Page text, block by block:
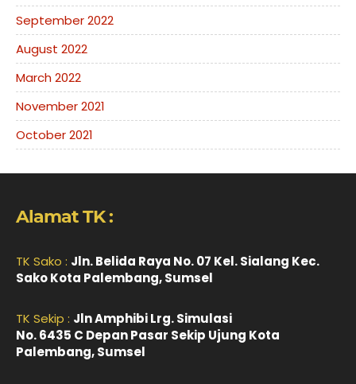
September 2022
August 2022
March 2022
November 2021
October 2021
Alamat TK :
TK Sako : Jln. Belida Raya No. 07 Kel. Sialang Kec.
Sako Kota Palembang, Sumsel
TK Sekip : Jln Amphibi Lrg. Simulasi
No. 6435 C Depan Pasar Sekip Ujung Kota
Palembang, Sumsel